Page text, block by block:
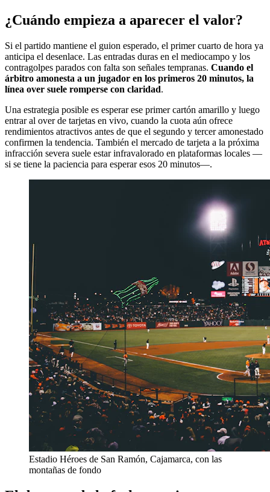
¿Cuándo empieza a aparecer el valor?
Si el partido mantiene el guion esperado, el primer cuarto de hora ya
anticipa el desenlace. Las entradas duras en el mediocampo y los
contragolpes parados con falta son señales tempranas. Cuando el
árbitro amonesta a un jugador en los primeros 20 minutos, la
línea over suele romperse con claridad.
Una estrategia posible es esperar ese primer cartón amarillo y luego
entrar al over de tarjetas en vivo, cuando la cuota aún ofrece
rendimientos atractivos antes de que el segundo y tercer amonestado
confirmen la tendencia. También el mercado de tarjeta a la próxima
infracción severa suele estar infravalorado en plataformas locales —
si se tiene la paciencia para esperar esos 20 minutos—.
Estadio Héroes de San Ramón, Cajamarca, con las
montañas de fondo